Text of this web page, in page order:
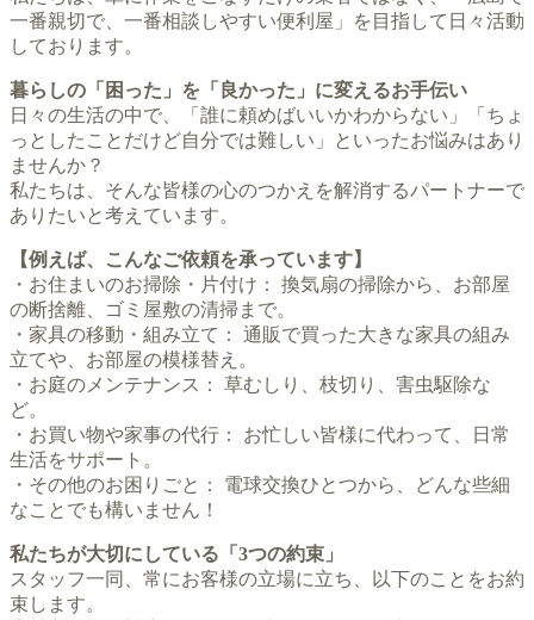
一番親切で、一番相談しやすい便利屋」を目指して日々活動
しております。
暮らしの「困った」を「良かった」に変えるお手伝い
日々の生活の中で、「誰に頼めばいいかわからない」「ちょ
っとしたことだけど自分では難しい」といったお悩みはあり
ませんか？
私たちは、そんな皆様の心のつかえを解消するパートナーで
ありたいと考えています。
【例えば、こんなご依頼を承っています】
・お住まいのお掃除・片付け： 換気扇の掃除から、お部屋
の断捨離、ゴミ屋敷の清掃まで。
・家具の移動・組み立て： 通販で買った大きな家具の組み
立てや、お部屋の模様替え。
・お庭のメンテナンス： 草むしり、枝切り、害虫駆除な
ど。
・お買い物や家事の代行： お忙しい皆様に代わって、日常
生活をサポート。
・その他のお困りごと： 電球交換ひとつから、どんな些細
なことでも構いません！
私たちが大切にしている「3つの約束」
スタッフ一同、常にお客様の立場に立ち、以下のことをお約
束します。